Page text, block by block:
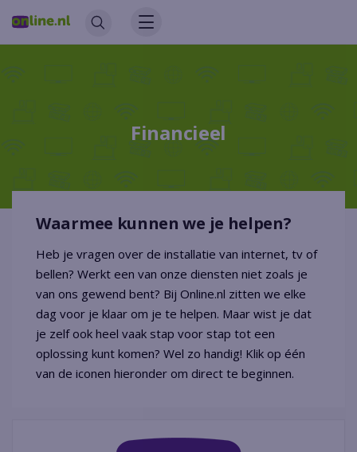
Financieel
Waarmee kunnen we je helpen?
Heb je vragen over de installatie van internet, tv of
bellen? Werkt een van onze diensten niet zoals je
van ons gewend bent? Bij Online.nl zitten we elke
dag voor je klaar om je te helpen. Maar wist je dat
je zelf ook heel vaak stap voor stap tot een
oplossing kunt komen? Wel zo handig! Klik op één
van de iconen hieronder om direct te beginnen.